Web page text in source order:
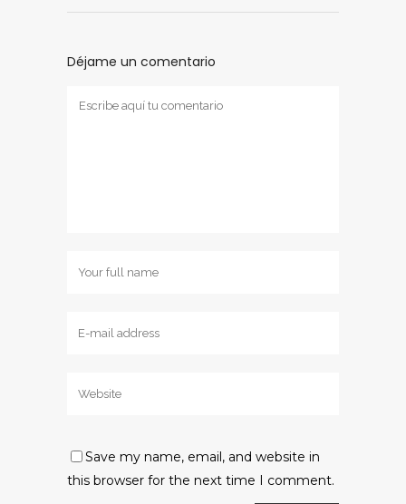
Déjame un comentario
Save my name, email, and website in
this browser for the next time I comment.